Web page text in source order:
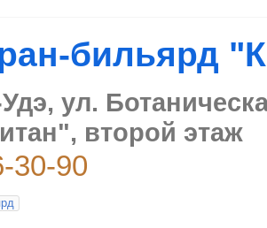
бильярд
Удэ, ул.
второй этаж
30-90